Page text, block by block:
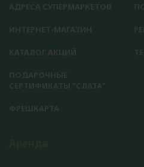
АДРЕСА СУПЕРМАРКЕТОВ
ИНТЕРНЕТ-МАГАЗИН
КАТАЛОГ АКЦИЙ
ПОДАРОЧНЫЕ
СЕРТИФИКАТЫ "СЛАТА"
ФРЕШКАРТА